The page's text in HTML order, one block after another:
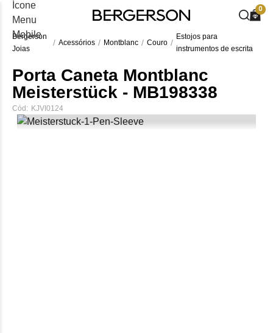
0
Bergerson
Joias
Acessórios Montblanc Couro
Estojos para
instrumentos de escrita
Porta Caneta Montblanc
Meisterstück - MB198338
Cód: KJVI0124